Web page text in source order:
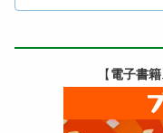
【 電子書